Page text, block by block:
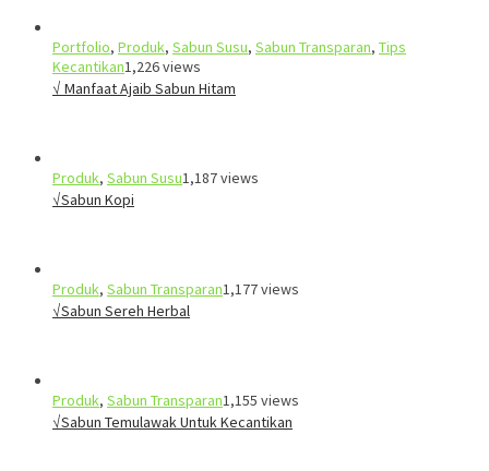
Portfolio, Produk, Sabun Susu, Sabun Transparan, Tips
Kecantikan1,226 views
√ Manfaat Ajaib Sabun Hitam
Produk, Sabun Susu1,187 views
√Sabun Kopi
Produk, Sabun Transparan1,177 views
√Sabun Sereh Herbal
Produk, Sabun Transparan1,155 views
√Sabun Temulawak Untuk Kecantikan